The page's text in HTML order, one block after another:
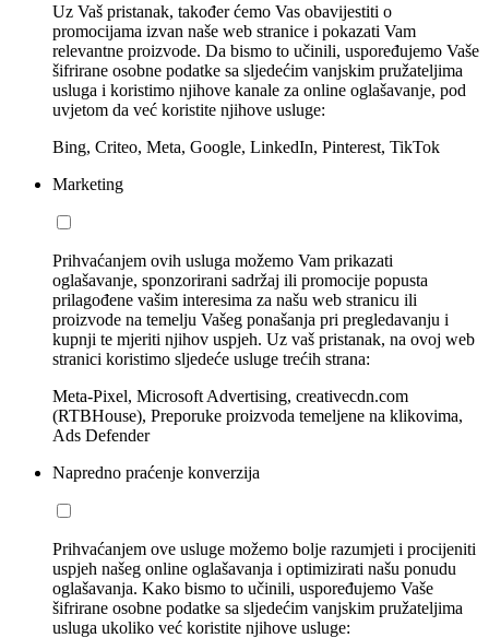
Uz Vaš pristanak, također ćemo Vas obavijestiti o
promocijama izvan naše web stranice i pokazati Vam
relevantne proizvode. Da bismo to učinili, uspoređujemo Vaše
šifrirane osobne podatke sa sljedećim vanjskim pružateljima
usluga i koristimo njihove kanale za online oglašavanje, pod
uvjetom da već koristite njihove usluge:
Bing, Criteo, Meta, Google, LinkedIn, Pinterest, TikTok
Marketing
Prihvaćanjem ovih usluga možemo Vam prikazati
oglašavanje, sponzorirani sadržaj ili promocije popusta
prilagođene vašim interesima za našu web stranicu ili
proizvode na temelju Vašeg ponašanja pri pregledavanju i
kupnji te mjeriti njihov uspjeh. Uz vaš pristanak, na ovoj web
stranici koristimo sljedeće usluge trećih strana:
Meta-Pixel, Microsoft Advertising, creativecdn.com
(RTBHouse), Preporuke proizvoda temeljene na klikovima,
Ads Defender
Napredno praćenje konverzija
Prihvaćanjem ove usluge možemo bolje razumjeti i procijeniti
uspjeh našeg online oglašavanja i optimizirati našu ponudu
oglašavanja. Kako bismo to učinili, uspoređujemo Vaše
šifrirane osobne podatke sa sljedećim vanjskim pružateljima
usluga ukoliko već koristite njihove usluge: